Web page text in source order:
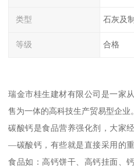
类型 石灰及
等级 合格
瑞金市桂生建材有限公司是一家
售为一体的高科技生产贸易型企业。
碳酸钙是食品营养强化剂，大家
—碳酸钙，有些就是直接采用的
食品如：高钙饼干、高钙挂面、